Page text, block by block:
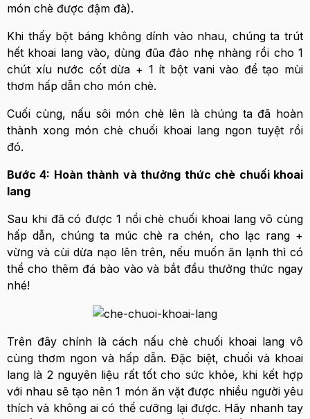
món chè được đậm đà).
Khi thấy bột báng không dính vào nhau, chúng ta trút
hết khoai lang vào, dùng đũa đảo nhẹ nhàng rồi cho 1
chút xíu nước cốt dừa + 1 ít bột vani vào để tạo mùi
thơm hấp dẫn cho món chè.
Cuối cùng, nấu sôi món chè lên là chúng ta đã hoàn
thành xong món chè chuối khoai lang ngon tuyệt rồi
đó.
Bước 4: Hoàn thành và thưởng thức chè chuối khoai
lang
Sau khi đã có được 1 nồi chè chuối khoai lang vô cùng
hấp dẫn, chúng ta múc chè ra chén, cho lạc rang +
vừng và cùi dừa nạo lên trên, nếu muốn ăn lạnh thì có
thể cho thêm đá bào vào và bắt đầu thưởng thức ngay
nhé!
Trên đây chính là cách nấu chè chuối khoai lang vô
cùng thơm ngon và hấp dẫn. Đặc biệt, chuối và khoai
lang là 2 nguyên liệu rất tốt cho sức khỏe, khi kết hợp
với nhau sẽ tạo nên 1 món ăn vặt được nhiều người yêu
thích và không ai có thể cưỡng lại được. Hãy nhanh tay